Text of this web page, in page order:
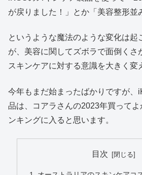
が戻りました！」とか「美容整形並
というような魔法のような変化は起
が、美容に関してズボラで面倒くさ
スキンケアに対する意識を大きく変
今年もまだ始まったばかりですが、
品は、コアラさんの2023年買って
ンキングに入ると思います。
目次